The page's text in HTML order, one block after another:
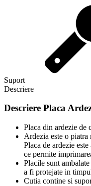
Suport
Descriere
Descriere Placa
Placa din ardezie de
Ardezia este o
Placa de ardezie
ce permite
Placile sunt
a fi protejate in
Cutia contine si